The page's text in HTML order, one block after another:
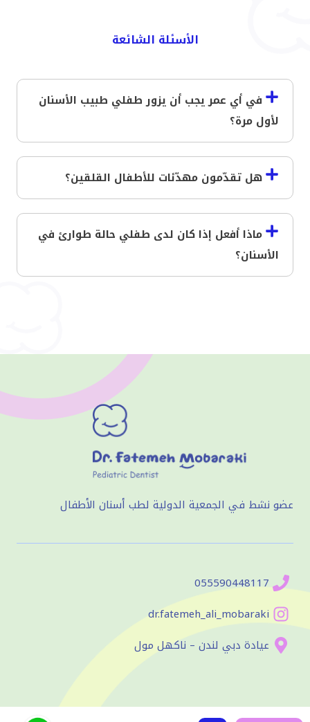
الأسئلة الشائعة
في أي عمر يجب أن يزور طفلي طبيب الأسنان
لأول مرة؟
هل تقدّمون مهدّئات للأطفال القلقين؟
ماذا أفعل إذا كان لدى طفلي حالة طوارئ في
الأسنان؟
عضو نشط في الجمعية الدولية لطب أسنان الأطفال
055590448117
dr.fatemeh_ali_mobaraki
عيادة دبي لندن – ناكهل مول